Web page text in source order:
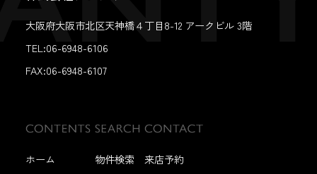
大阪府大阪市北区天神橋４丁目8-12 アークビル 3階
TEL:06-6948-6106
FAX:06-6948-6107
ホーム
物件検索
来店予約